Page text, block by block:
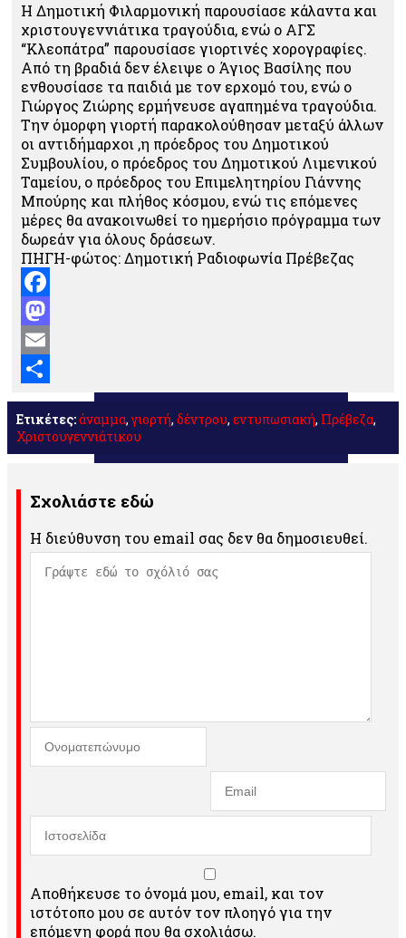
Η Δημοτική Φιλαρμονική παρουσίασε κάλαντα και
χριστουγεννιάτικα τραγούδια, ενώ ο ΑΓΣ
“Κλεοπάτρα” παρουσίασε γιορτινές χορογραφίες.
Από τη βραδιά δεν έλειψε ο Άγιος Βασίλης που
ενθουσίασε τα παιδιά με τον ερχομό του, ενώ ο
Γιώργος Ζιώρης ερμήνευσε αγαπημένα τραγούδια.
Την όμορφη γιορτή παρακολούθησαν μεταξύ άλλων
οι αντιδήμαρχοι ,η πρόεδρος του Δημοτικού
Συμβουλίου, ο πρόεδρος του Δημοτικού Λιμενικού
Ταμείου, ο πρόεδρος του Επιμελητηρίου Γιάννης
Μπούρης και πλήθος κόσμου, ενώ τις επόμενες
μέρες θα ανακοινωθεί το ημερήσιο πρόγραμμα των
δωρεάν για όλους δράσεων.
ΠΗΓΗ-φώτος: Δημοτική Ραδιοφωνία Πρέβεζας
Facebook
Mastodon
Email
Μοιραστείτε
Ετικέτες:άναμμα,γιορτή, δέντρου, εντυπωσιακή, Πρέβεζα,
Χριστουγεννιάτικου
Σχολιάστε εδώ
Η διεύθυνση του email σας δεν θα δημοσιευθεί.
Αποθήκευσε το όνομά μου, email, και τον
ιστότοπο μου σε αυτόν τον πλοηγό για την
επόμενη φορά που θα σχολιάσω.